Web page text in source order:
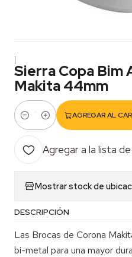
|
Sierra Copa Bim
Makita 44mm
Cantidad
AGREGAR AL
Agregar a la lista
Mostrar stock de
DESCRIPCIÓN
Las Brocas de Corona
bi-metal para una mayor